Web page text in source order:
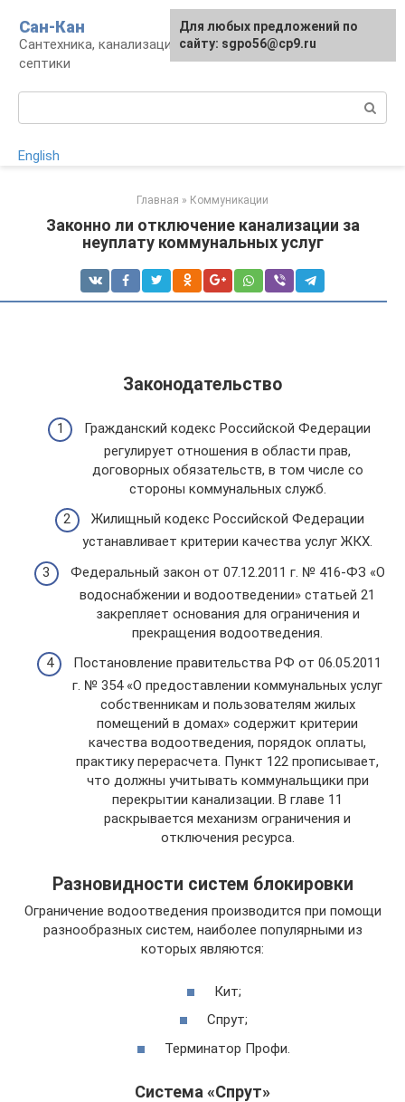
контенту
Сан-Кан
Сантехника, канализация, водопровод,
септики
English
Главная » Коммуникации
Законно ли отключение канализации за
неуплату коммунальных услуг
Законодательство
Гражданский кодекс Российской Федерации
регулирует отношения в области прав,
договорных обязательств, в том числе со
стороны коммунальных служб.
Жилищный кодекс Российской Федерации
устанавливает критерии качества услуг ЖКХ.
Федеральный закон от 07.12.2011 г. № 416-ФЗ «О
водоснабжении и водоотведении» статьей 21
закрепляет основания для ограничения и
прекращения водоотведения.
Постановление правительства РФ от 06.05.2011
г. № 354 «О предоставлении коммунальных услуг
собственникам и пользователям жилых
помещений в домах» содержит критерии
качества водоотведения, порядок оплаты,
практику перерасчета. Пункт 122 прописывает,
что должны учитывать коммунальщики при
перекрытии канализации. В главе 11
раскрывается механизм ограничения и
отключения ресурса.
Разновидности систем блокировки
Ограничение водоотведения производится при помощи
разнообразных систем, наиболее популярными из
которых являются:
Кит;
Спрут;
Терминатор Профи.
Система «Спрут»
Для любых предложений по
сайту: sgpo56@cp9.ru